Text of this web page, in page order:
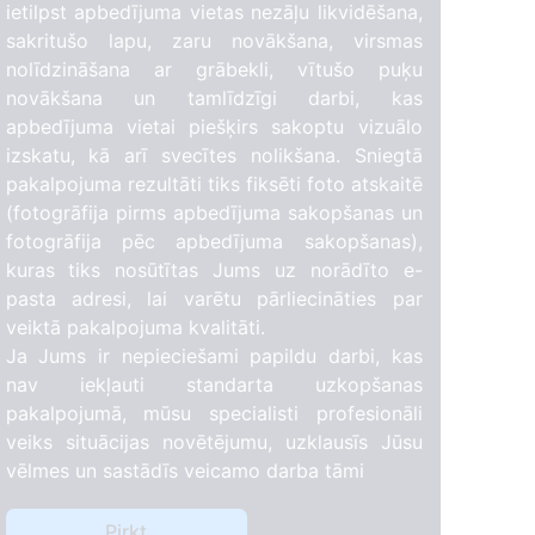
ietilpst apbedījuma vietas nezāļu likvidēšana,
sakritušo lapu, zaru novākšana, virsmas
nolīdzināšana ar grābekli, vītušo puķu
novākšana un tamlīdzīgi darbi, kas
apbedījuma vietai piešķirs sakoptu vizuālo
izskatu, kā arī svecītes nolikšana. Sniegtā
pakalpojuma rezultāti tiks fiksēti foto atskaitē
(fotogrāfija pirms apbedījuma sakopšanas un
fotogrāfija pēc apbedījuma sakopšanas),
kuras tiks nosūtītas Jums uz norādīto e-
pasta adresi, lai varētu pārliecināties par
veiktā pakalpojuma kvalitāti.
Ja Jums ir nepieciešami papildu darbi, kas
nav iekļauti standarta uzkopšanas
pakalpojumā, mūsu specialisti profesionāli
veiks situācijas novētējumu, uzklausīs Jūsu
vēlmes un sastādīs veicamo darba tāmi